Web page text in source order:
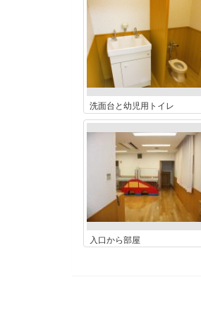
洗面台と幼児用トイレ
入口から部屋